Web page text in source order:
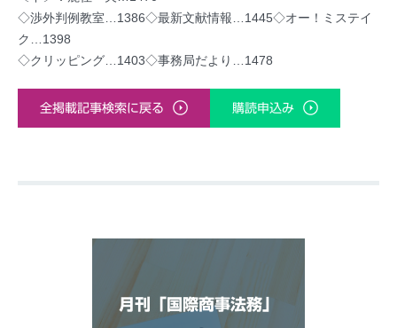
◇渉外判例教室…1386◇最新文献情報…1445◇オー！ミステイ
ク…1398
◇クリッピング…1403◇事務局だより…1478
全掲載記事検索に戻る 購読申込み
月刊「国際商事法務」